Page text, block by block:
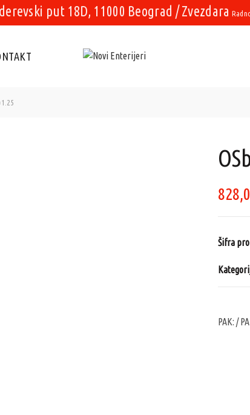
put 18D, 11000 Beograd / Zvezdara
Šifra
PAK:/